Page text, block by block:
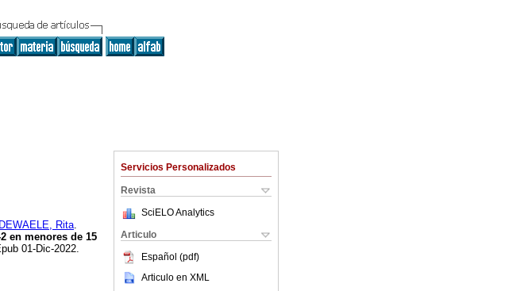
Servicios Personalizados
Revista
SciELO Analytics
Articulo
Español (pdf)
Articulo en XML
DEWAELE, Rita.
en menores de 15
01-Dic-2022.